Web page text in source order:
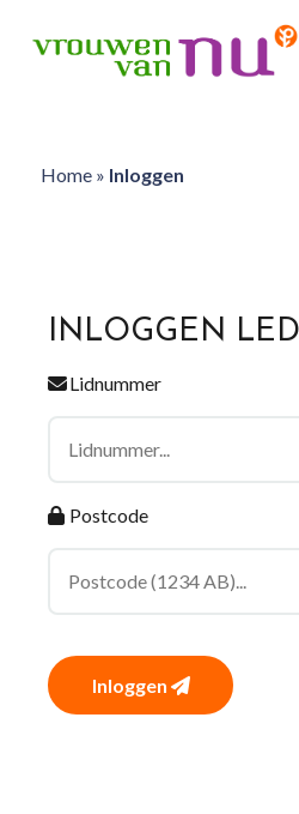
Home» Inloggen
INLOGGEN
Lidnummer
Postcode
Inloggen